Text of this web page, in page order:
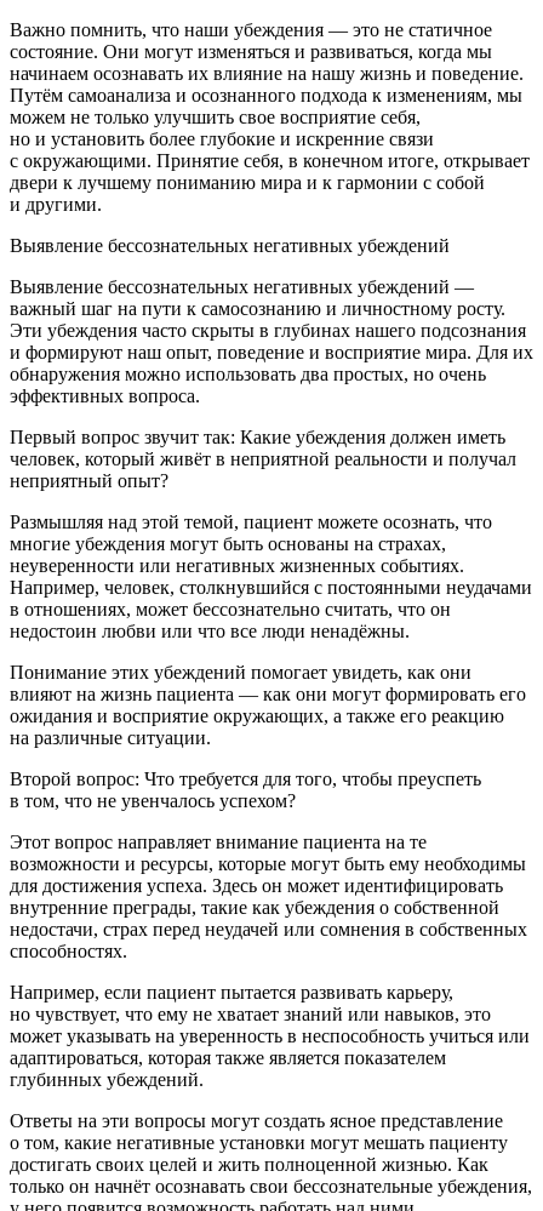
Важно помнить, что наши убеждения — это не статичное
состояние. Они могут изменяться и развиваться, когда мы
начинаем осознавать их влияние на нашу жизнь и поведение.
Путём самоанализа и осознанного подхода к изменениям, мы
можем не только улучшить свое восприятие себя,
но и установить более глубокие и искренние связи
с окружающими. Принятие себя, в конечном итоге, открывает
двери к лучшему пониманию мира и к гармонии с собой
и другими.
Выявление бессознательных негативных убеждений
Выявление бессознательных негативных убеждений —
важный шаг на пути к самосознанию и личностному росту.
Эти убеждения часто скрыты в глубинах нашего подсознания
и формируют наш опыт, поведение и восприятие мира. Для их
обнаружения можно использовать два простых, но очень
эффективных вопроса.
Первый вопрос звучит так: Какие убеждения должен иметь
человек, который живёт в неприятной реальности и получал
неприятный опыт?
Размышляя над этой темой, пациент можете осознать, что
многие убеждения могут быть основаны на страхах,
неуверенности или негативных жизненных событиях.
Например, человек, столкнувшийся с постоянными неудачами
в отношениях, может бессознательно считать, что он
недостоин любви или что все люди ненадёжны.
Понимание этих убеждений помогает увидеть, как они
влияют на жизнь пациента — как они могут формировать его
ожидания и восприятие окружающих, а также его реакцию
на различные ситуации.
Второй вопрос: Что требуется для того, чтобы преуспеть
в том, что не увенчалось успехом?
Этот вопрос направляет внимание пациента на те
возможности и ресурсы, которые могут быть ему необходимы
для достижения успеха. Здесь он может идентифицировать
внутренние преграды, такие как убеждения о собственной
недостачи, страх перед неудачей или сомнения в собственных
способностях.
Например, если пациент пытается развивать карьеру,
но чувствует, что ему не хватает знаний или навыков, это
может указывать на уверенность в неспособность учиться или
адаптироваться, которая также является показателем
глубинных убеждений.
Ответы на эти вопросы могут создать ясное представление
о том, какие негативные установки могут мешать пациенту
достигать своих целей и жить полноценной жизнью. Как
только он начнёт осознавать свои бессознательные убеждения,